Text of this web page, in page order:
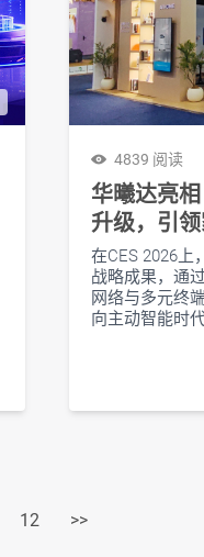
4839 阅读
华曦达亮
升级，引
在CES 2026上
战略成果，通
网络与多元终
向主动智能时代
12 >>